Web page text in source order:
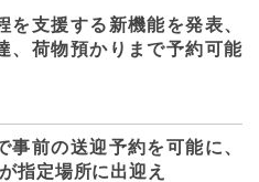
を支援する新機能を発表、
、荷物預かりまで予約可能
事前の送迎予約を可能に、
指定場所に出迎え